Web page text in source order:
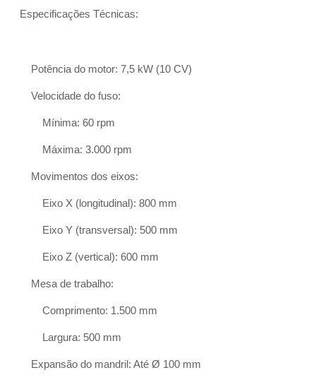
Especificações Técnicas:
Potência do motor: 7,5 kW (10 CV)
Velocidade do fuso:
Mínima: 60 rpm
Máxima: 3.000 rpm
Movimentos dos eixos:
Eixo X (longitudinal): 800 mm
Eixo Y (transversal): 500 mm
Eixo Z (vertical): 600 mm
Mesa de trabalho:
Comprimento: 1.500 mm
Largura: 500 mm
Expansão do mandril: Até Ø 100 mm